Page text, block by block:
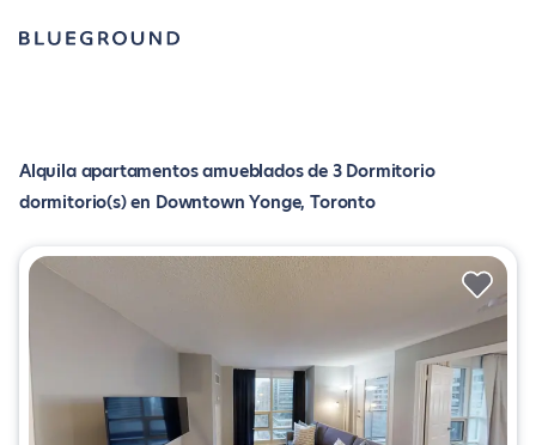
Alquila apartamentos amueblados de 3 Dormitorio
dormitorio(s) en Downtown Yonge, Toronto